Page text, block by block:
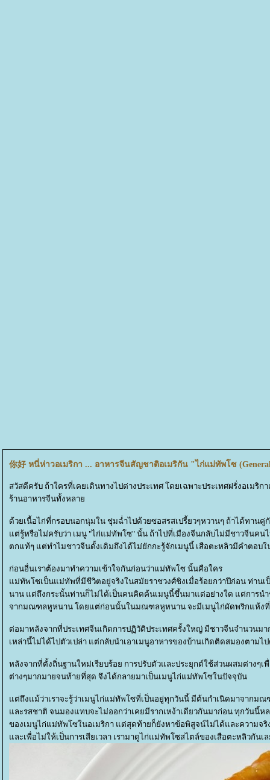
你好 หนี่ห่าวอเมริกา ... อาหารจีนสัญชาติอเมริกัน "ไก่แม่ทัพโซ
สวัสดีครับ ถ้าใครที่เคยเดินทางไปต่างประเทศ โดยเฉพาะประเทศฝรั่งอเมริ
ร้านอาหารจีนทั้งหลา
ด้วยเนื้อไก่ที่กรอบนอกนุ่มใน ชุ่มฉ่ำไปด้วยซอสรสเปรี้ยวๆหวานๆ ถ้าได้ทานคู่
ต่รู้หรือไม่ครับว่า เมนู "ไก่แม่ทัพโซ" นั้น ถ้าไปที่เมืองจีนกลับไม่มีชาวจีนคน
ตกแท้ๆ แต่ทำไมชาวจีนดั้งเดิมถึงได้ไม่ยักกะรู้จักเมนูนี้ เสือตะหลิวมีคำตอบใ
ก่อนอื่นเราต้องมาทำความเข้าใจกันก่อนว่าแม่ทัพโซ นั้นคือใคร
ม่ทัพโซเป็นแม่ทัพที่มีชีวิตอยู่จริงในสมัยราชวงศ์ชิงเมื่อร้อยกว่าปีก่อน ท่านเ
นาน แต่ถึงกระนั้นท่านก็ไม่ได้เป็นคนคิดค้นเมนูนี้ขึ้นมาแต่อย่างใด แต่การน
จากมณฑลหูหนาน โดยแต่ก่อนนั้นในมณฑลหูหนาน จะมีเมนูไก่ผัดพริกแห้ง
ต่อมาหลังจากที่ประเทศจีนเกิดการปฏิวัติประเทศครั้งใหญ่ มีชาวจีนจำนว
เหล่านี้ไม่ได้ไปตัวเปล่า แต่กลับนำเอาเมนูอาหารของบ้านเกิดติดสมองตาม
หลังจากที่ตั้งถิ่นฐานใหม่เรียบร้อย การปรับตัวและประยุกต์ใช้ส่วนผสมต่างๆ
ต่างๆมากมายจนท้ายที่สุด จึงได้กลายมาเป็นเมนูไก่แม่ทัพโซในปัจจุบัน
ต่ถึงแม้ว่าเราจะรู้ว่าเมนูไก่แม่ทัพโซที่เป็นอยู่ทุกวันนี้ มีต้นกำเนิดมาจาก
ละรสชาติ จนมองแทบจะไม่ออกว่าเคยมีรากเหง้าเดียวกันมาก่อน ทุกวันนี้ห
ของเมนูไก่แม่ทัพโซในอเมริกา แต่สุดท้ายก็ยังหาข้อพิสูจน์ไม่ได้และความจ
ละเพื่อไม่ให้เป็นการเสียเวลา เรามาดูไก่แม่ทัพโซสไตล์ของเสือตะหลิวกันเ